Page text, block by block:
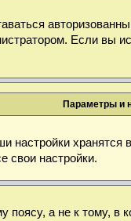
Если вы
Параметры и
настройки
свои настройки.
а не к тому,